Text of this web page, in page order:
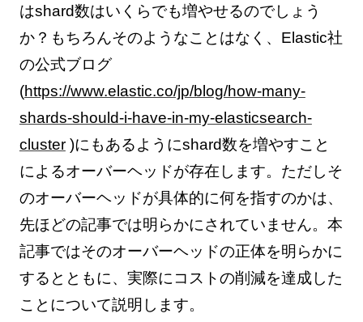
はshard数はいくらでも増やせるのでしょう
か？もちろんそのようなことはなく、Elastic社
の公式ブログ
(https://www.elastic.co/jp/blog/how-many-
shards-should-i-have-in-my-elasticsearch-
cluster)にもあるようにshard数を増やすこと
によるオーバーヘッドが存在します。ただしそ
のオーバーヘッドが具体的に何を指すのかは、
先ほどの記事では明らかにされていません。本
記事ではそのオーバーヘッドの正体を明らかに
するとともに、実際にコストの削減を達成した
ことについて説明します。